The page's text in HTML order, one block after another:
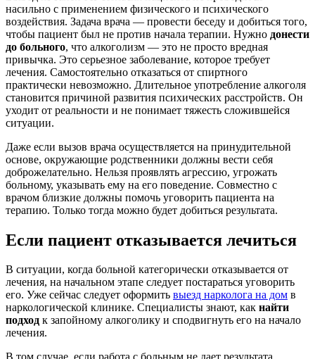
насильно с применением физического и психического
воздействия. Задача врача — провести беседу и добиться того,
чтобы пациент был не против начала терапии. Нужно донести
до больного, что алкоголизм — это не просто вредная
привычка. Это серьезное заболевание, которое требует
лечения. Самостоятельно отказаться от спиртного
практически невозможно. Длительное употребление алкоголя
становится причиной развития психических расстройств. Он
уходит от реальности и не понимает тяжесть сложившейся
ситуации.
Даже если вызов врача осуществляется на принудительной
основе, окружающие родственники должны вести себя
доброжелательно. Нельзя проявлять агрессию, угрожать
больному, указывать ему на его поведение. Совместно с
врачом близкие должны помочь уговорить пациента на
терапию. Только тогда можно будет добиться результата.
Если пациент отказывается лечиться
В ситуации, когда больной категорически отказывается от
лечения, на начальном этапе следует постараться уговорить
его. Уже сейчас следует оформить выезд нарколога на дом в
наркологической клинике. Специалисты знают, как найти
подход к запойному алкоголику и сподвигнуть его на начало
лечения.